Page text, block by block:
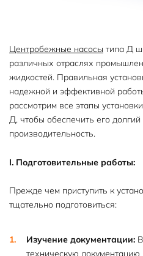
Центробежные насосы типа Д
различных отраслях
жидкостей. Правильная
надежной и эффективной
рассмотрим все этапы
Д, чтобы обеспечить его
производительность.
I. Подготовительные работы:
Прежде чем приступить к
тщательно подготовиться:
Изучение документации:
техническую документацию